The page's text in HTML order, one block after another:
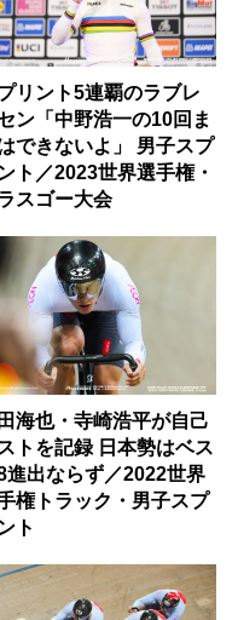
リント5連覇のラブレ
ン「中野浩一の10回ま
できないよ」 男子スプ
ト／2023世界選手権・
スゴー大会
海也・寺崎浩平が自己
トを記録 日本勢はベス
8進出ならず／2022世界
権トラック・男子スプ
ト